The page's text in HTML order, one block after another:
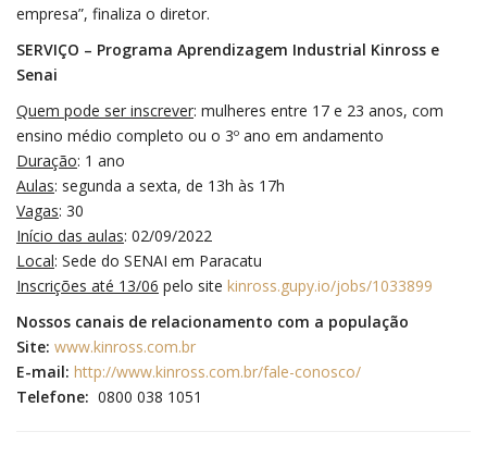
empresa”, finaliza o diretor.
SERVIÇO – Programa Aprendizagem Industrial Kinross e
Senai
Quem pode ser inscrever: mulheres entre 17 e 23 anos, com
ensino médio completo ou o 3º ano em andamento
Duração: 1 ano
Aulas: segunda a sexta, de 13h às 17h
Vagas: 30
Início das aulas: 02/09/2022
Local: Sede do SENAI em Paracatu
Inscrições até 13/06 pelo site kinross.gupy.io/jobs/1033899
Nossos canais de relacionamento com a população
Site: www.kinross.com.br
E-mail: http://www.kinross.com.br/fale-conosco/
Telefone: 0800 038 1051